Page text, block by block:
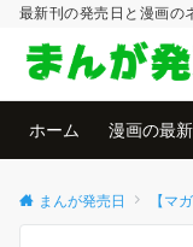
最新刊の発売日と漫画の
ホーム 漫画の最
まんが発売日 【マ